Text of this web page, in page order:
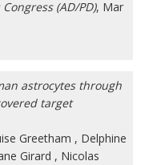
(AD/PD), Mar
astrocytes through
target
Greetham , Delphine
Girard , Nicolas